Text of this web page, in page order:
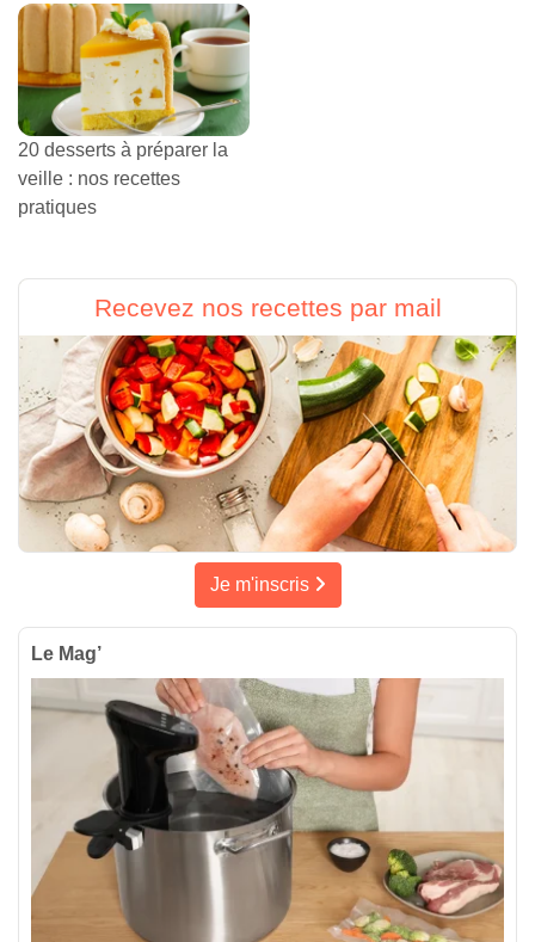
20 desserts à préparer la
veille : nos recettes
pratiques
Recevez nos recettes par mail
Je m'inscris
Le Mag’